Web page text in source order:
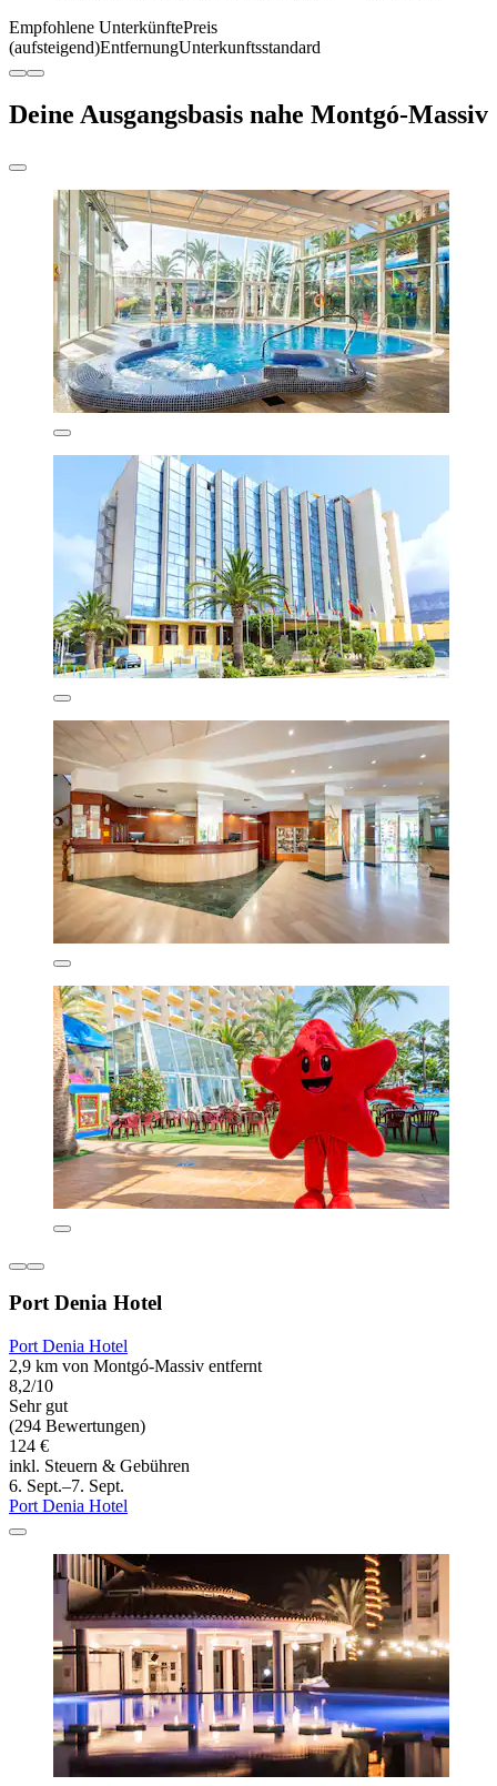
Empfohlene UnterkünftePreis
(aufsteigend)EntfernungUnterkunftsstandard
Deine Ausgangsbasis nahe Montgó-Massiv
Port Denia Hotel
Port Denia Hotel
2,9 km von Montgó-Massiv entfernt
8,2/10
Sehr gut
(294 Bewertungen)
124 €
inkl. Steuern & Gebühren
6. Sept.–7. Sept.
Port Denia Hotel